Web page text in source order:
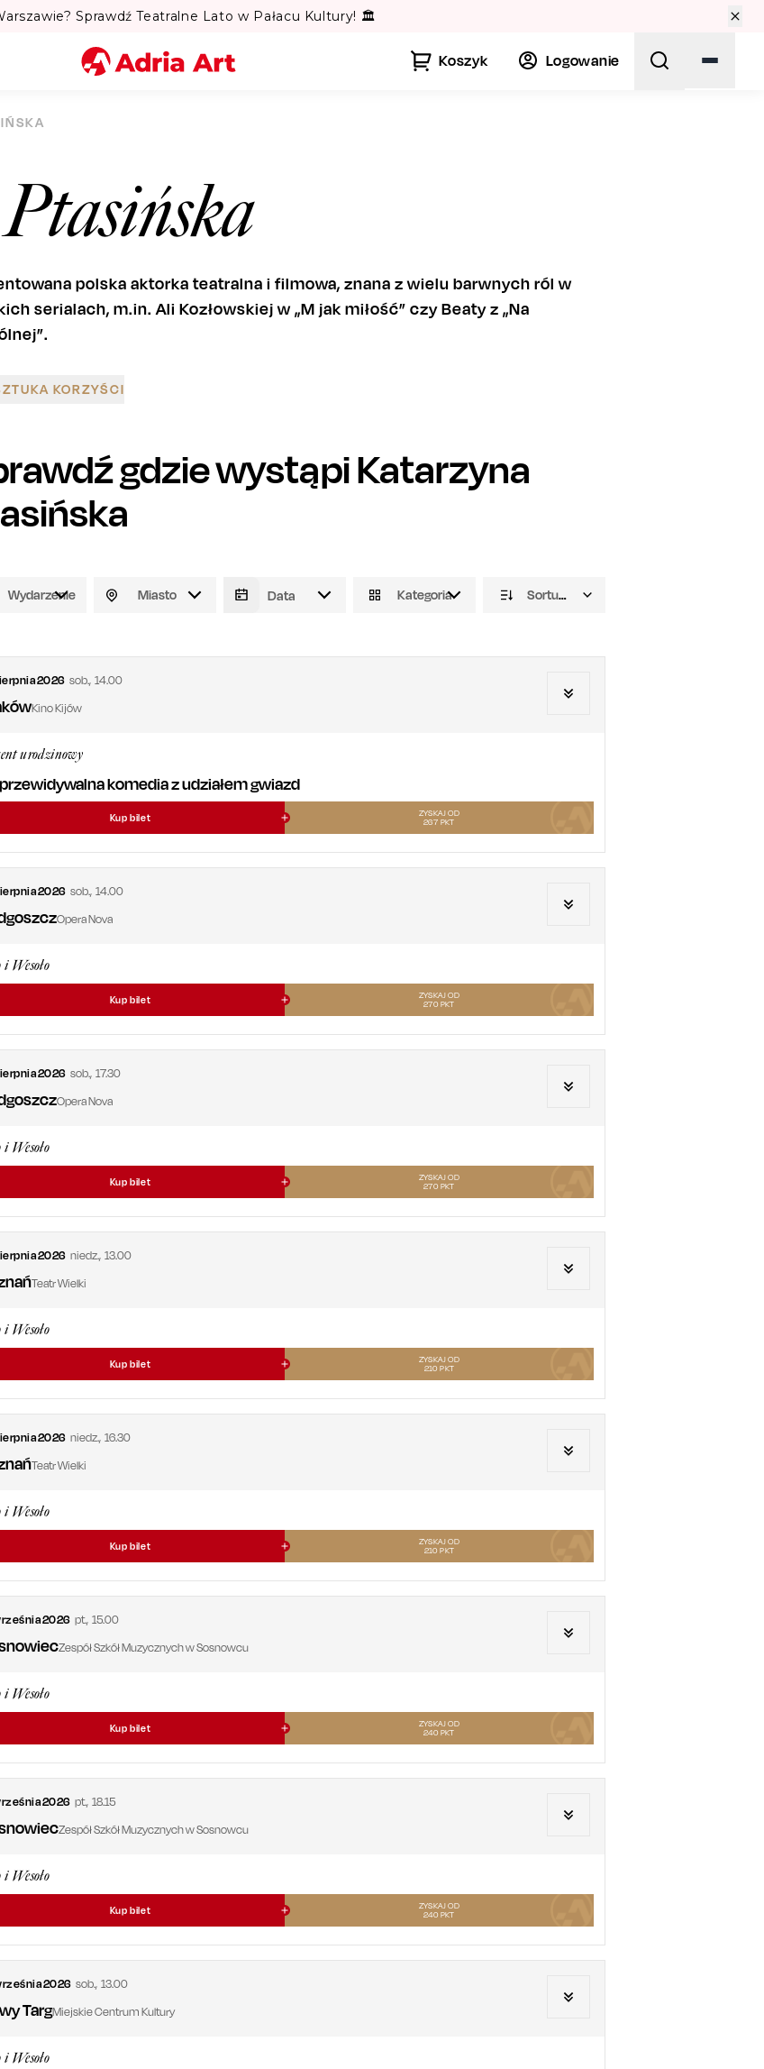
Sprawdź Teatralne Lato w Pałacu Kultury! 🏛️
Koszyk Logowanie
Szukaj
polska aktorka teatralna i filmowa, znana z wielu barwnych ról w
serialach, m.in. Ali Kozłowskiej w „M jak miłość” czy Beaty z „Na
KORZYŚCI
gdzie wystąpiKatarzyna
Wydarzenie Miasto Kategoria Sortuj domyślnie
2026 sob., 14.00
Kino Kijów
urodzinowy
komedia z udziałem gwiazd
Kup bilet
ZYSKAJ OD
267 PKT
2026 sob., 14.00
Opera Nova
i Wesoło
Kup bilet
ZYSKAJ OD
270 PKT
2026 sob., 17.30
Opera Nova
i Wesoło
Kup bilet
ZYSKAJ OD
270 PKT
2026 niedz., 13.00
Teatr Wielki
i Wesoło
Kup bilet
ZYSKAJ OD
210 PKT
2026 niedz., 16.30
Teatr Wielki
i Wesoło
Kup bilet
ZYSKAJ OD
210 PKT
2026 pt., 15.00
Zespół Szkół Muzycznych w Sosnowcu
i Wesoło
Kup bilet
ZYSKAJ OD
240 PKT
2026 pt., 18.15
Zespół Szkół Muzycznych w Sosnowcu
i Wesoło
Kup bilet
ZYSKAJ OD
240 PKT
2026 sob., 13.00
TargMiejskie Centrum Kultury
i Wesoło